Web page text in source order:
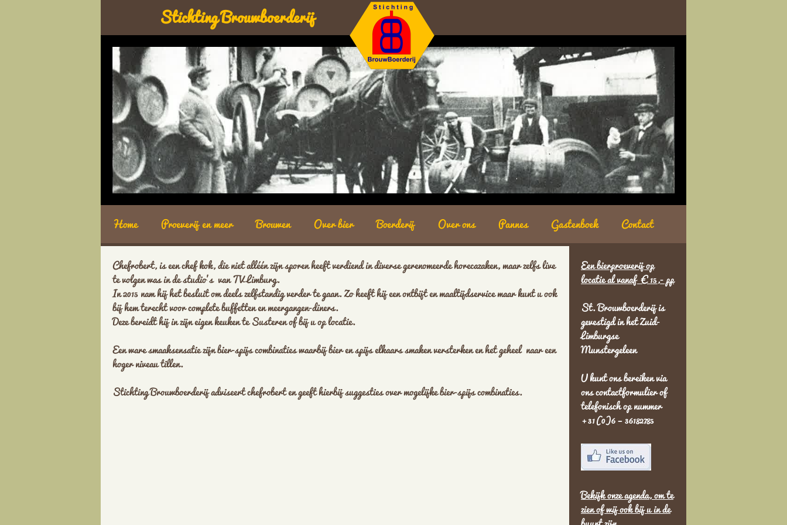
Chefrobert, is een chef kok, die niet alléén zijn sporen heeft verdiend in diverse gerenomeerde horecazaken, maar zelfs live
te volgen was in de studio’s van TV Limburg.
In 2015 nam hij het besluit om deels zelfstandig verder te gaan. Zo heeft hij een ontbijt en maaltijdservice maar kunt u ook
bij hem terecht voor complete buffetten en meergangen-diners.
Deze bereidt hij in zijn eigen keuken te Susteren of bij u op locatie.
Een ware smaaksensatie zijn bier-spijs combinaties waarbij bier en spijs elkaars smaken versterken en het geheel naar een
hoger niveau tillen.
Stichting Brouwboerderij adviseert chefrobert en geeft hierbij suggesties over mogelijke bier-spijs combinaties.
Een bierproeverij op
locatie al vanaf €15,- pp
St. Brouwboerderij is
gevestigd in het Zuid-
Limburgse
Munstergeleen
U kunt ons bereiken via
ons contactformulier of
telefonisch op nummer
+31(0)6 – 36182785
Bekijk onze agenda, om te
zien of wij ook bij u in de
Stichting Brouwboerderij
Home Proeverij en meer Brouwen Over bier Boerderij Over ons Pannes Gastenboek Contact